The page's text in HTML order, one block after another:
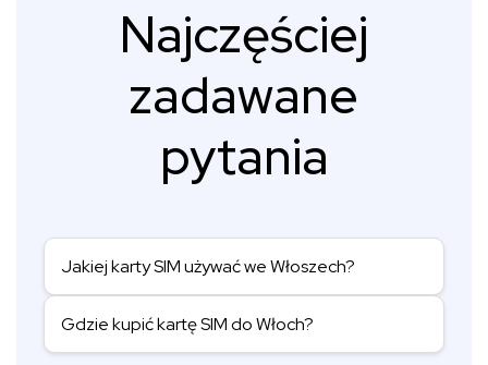
Najczęściej
zadawane
pytania
Jakiej karty SIM używać we Włoszech?
Gdzie kupić kartę SIM do Włoch?